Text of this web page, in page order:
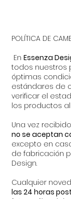
POLÍTICA DE
EnEssenza
todos nuestros
óptimas
estándares de
verificar el
los productos
Una vez
no se aceptan
excepto en
de fabricación
Design.
Cualquier
las 24 horas